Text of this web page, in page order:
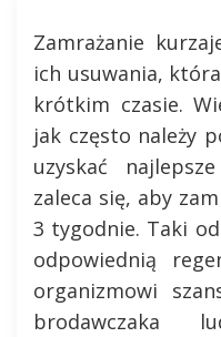
Zamrażanie
ich usuwania,
krótkim czasie.
jak często należy
uzyskać
zaleca się, aby
3 tygodnie. Taki
odpowiednią
organizmowi
brodawczaka